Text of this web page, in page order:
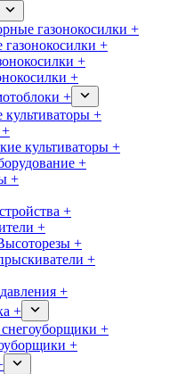
газонокосилки +
+
+
+
+
культиваторы +
культиваторы +
+
+
+
+
+
+
+
+
+
+